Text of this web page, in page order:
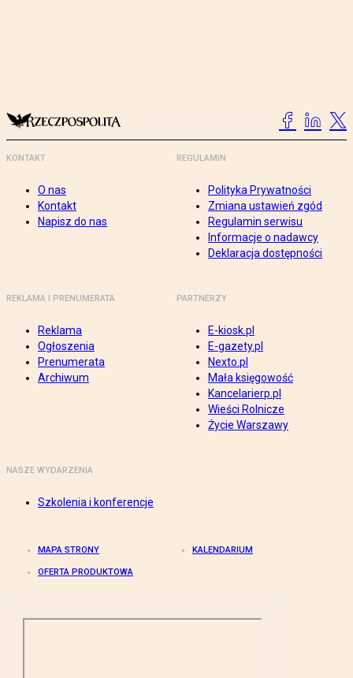
KONTAKT
O nas
Kontakt
Napisz do nas
REGULAMIN
Polityka Prywatności
Zmiana ustawień zgód
Regulamin serwisu
Informacje o nadawcy
Deklaracja dostępności
REKLAMA I PRENUMERATA
Reklama
Ogłoszenia
Prenumerata
Archiwum
PARTNERZY
E-kiosk.pl
E-gazety.pl
Nexto.pl
Mała księgowość
Kancelarierp.pl
Wieści Rolnicze
Życie Warszawy
NASZE WYDARZENIA
Szkolenia i konferencje
MAPA STRONY KALENDARIUM
OFERTA PRODUKTOWA